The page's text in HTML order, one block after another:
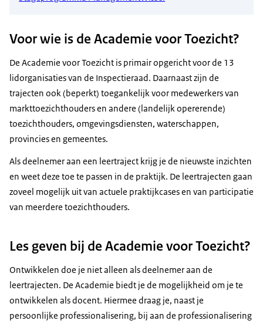
Voor wie is de Academie voor Toezicht?
De Academie voor Toezicht is primair opgericht voor de 13
lidorganisaties van de Inspectieraad. Daarnaast zijn de
trajecten ook (beperkt) toegankelijk voor medewerkers van
markttoezichthouders en andere (landelijk opererende)
toezichthouders, omgevingsdiensten, waterschappen,
provincies en gemeentes.
Als deelnemer aan een leertraject krijg je de nieuwste inzichten
en weet deze toe te passen in de praktijk. De leertrajecten gaan
zoveel mogelijk uit van actuele praktijkcases en van participatie
van meerdere toezichthouders.
Les geven bij de Academie voor Toezicht?
Ontwikkelen doe je niet alleen als deelnemer aan de
leertrajecten. De Academie biedt je de mogelijkheid om je te
ontwikkelen als docent. Hiermee draag je, naast je
persoonlijke professionalisering, bij aan de professionalisering